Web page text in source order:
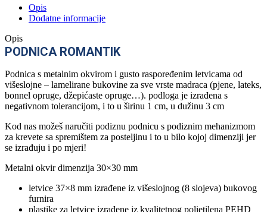
Opis
Dodatne informacije
Opis
PODNICA ROMANTIK
Podnica s metalnim okvirom i gusto raspoređenim letvicama od
višeslojne – lamelirane bukovine za sve vrste madraca (pjene, lateks,
bonnel opruge, džepićaste opruge…). podloga je izrađena s
negativnom tolerancijom, i to u širinu 1 cm, u dužinu 3 cm
Kod nas možeš naručiti podiznu podnicu s podiznim mehanizmom
za krevete sa spremištem za posteljinu i to u bilo kojoj dimenziji jer
se izrađuju i po mjeri!
Metalni okvir dimenzija 30×30 mm
letvice 37×8 mm izrađene iz višeslojnog (8 slojeva) bukovog
furnira
plastike za letvice izrađene iz kvalitetnog polietilena PEHD